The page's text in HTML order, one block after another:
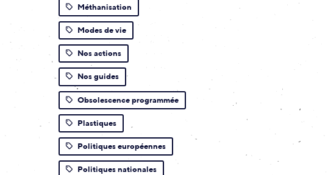
Méthanisation
Modes de vie
Nos actions
Nos guides
Obsolescence programmée
Plastiques
Politiques européennes
Politiques nationales